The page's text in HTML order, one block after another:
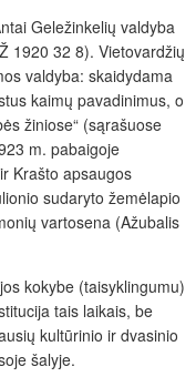
Geležinkelių valdyba
1920 32 8). Vietovardžių
valdyba: skaidydama
kaimų pavadinimus, o
žiniose“ (sąrašuose
m. pabaigoje
Krašto apsaugos
sudaryto žemėlapio
vartosena (Ažubalis
kokybe (taisyklingumu)
tais laikais, be
kultūrinio ir dvasinio
šalyje.